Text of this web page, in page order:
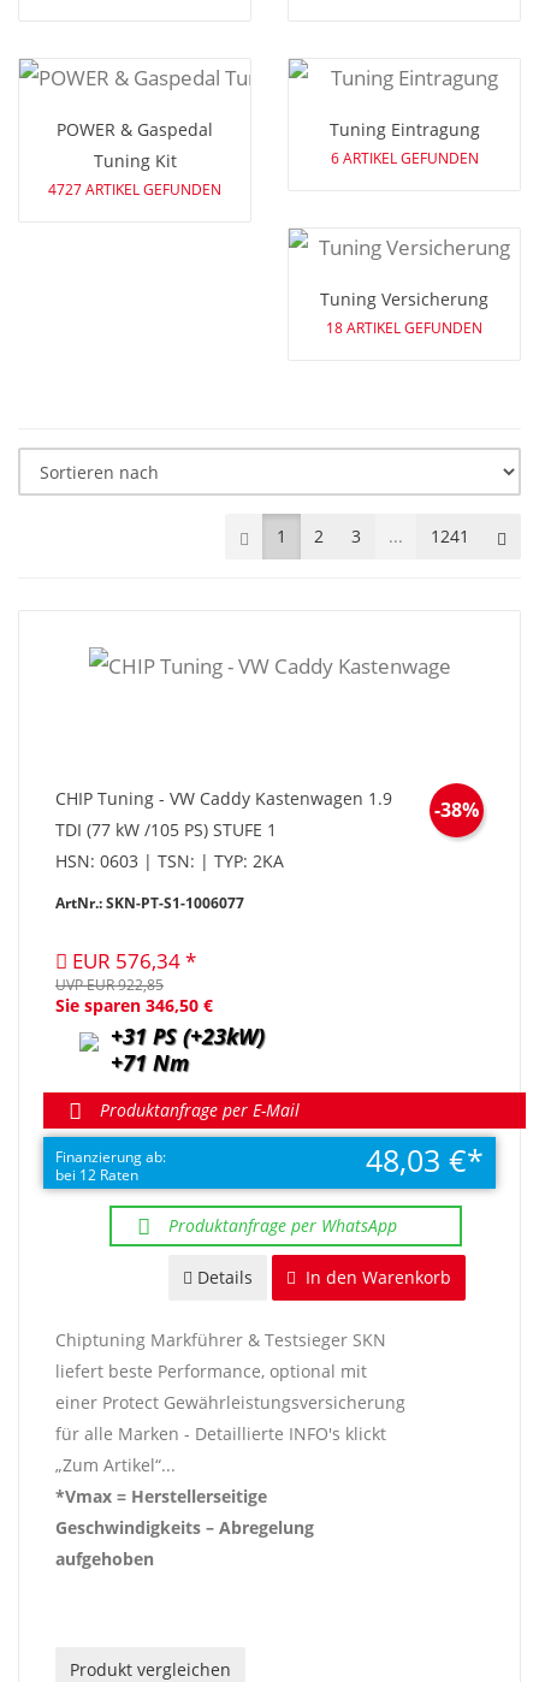
POWER & Gaspedal
Tuning Kit
4727 ARTIKEL GEFUNDEN
Tuning Eintragung
6 ARTIKEL GEFUNDEN
Tuning Versicherung
18 ARTIKEL GEFUNDEN
Prev1 2 3 ... 1241
CHIP Tuning - VW Caddy Kastenwagen 1.9
TDI (77 kW /105 PS) STUFE 1
HSN: 0603 | TSN: | TYP: 2KA
ArtNr.: SKN-PT-S1-1006077
EUR 576,34
-38%
UVP EUR 922,85
Sie sparen 346,50 €
+31 PS (+23kW)
+71 Nm
Produktanfrage per E-Mail
Finanzierung ab:
bei 12 Raten
48,03 €
Produktanfrage per WhatsApp
In den Warenkorb
Details
Chiptuning Markführer & Testsieger SKN
liefert beste Performance, optional mit
einer Protect Gewährleistungsversicherung
für alle Marken - Detaillierte INFO's klickt
„Zum Artikel“...
*Vmax = Herstellerseitige
Geschwindigkeits – Abregelung
aufgehoben
Produkt vergleichen